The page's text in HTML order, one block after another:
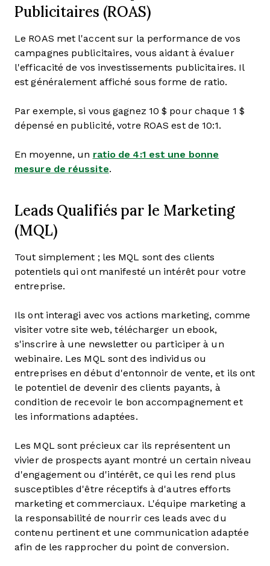
Publicitaires (ROAS)
Le ROAS met l'accent sur la performance de vos
campagnes publicitaires, vous aidant à évaluer
l'efficacité de vos investissements publicitaires. Il
est généralement affiché sous forme de ratio.
Par exemple, si vous gagnez 10 $ pour chaque 1 $
dépensé en publicité, votre ROAS est de 10:1.
En moyenne, un ratio de 4:1 est une bonne
mesure de réussite.
Leads Qualifiés par le Marketing
(MQL)
Tout simplement ; les MQL sont des clients
potentiels qui ont manifesté un intérêt pour votre
entreprise.
Ils ont interagi avec vos actions marketing, comme
visiter votre site web, télécharger un ebook,
s'inscrire à une newsletter ou participer à un
webinaire. Les MQL sont des individus ou
entreprises en début d'entonnoir de vente, et ils ont
le potentiel de devenir des clients payants, à
condition de recevoir le bon accompagnement et
les informations adaptées.
Les MQL sont précieux car ils représentent un
vivier de prospects ayant montré un certain niveau
d'engagement ou d'intérêt, ce qui les rend plus
susceptibles d'être réceptifs à d'autres efforts
marketing et commerciaux. L'équipe marketing a
la responsabilité de nourrir ces leads avec du
contenu pertinent et une communication adaptée
afin de les rapprocher du point de conversion.